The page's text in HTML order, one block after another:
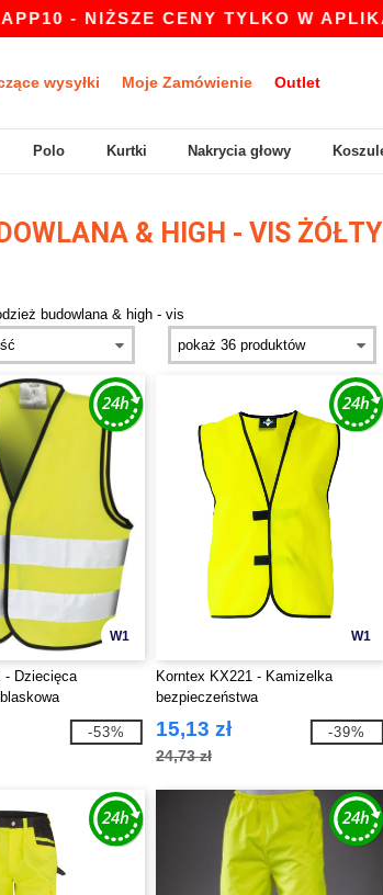
CENY TYLKO W APLIKACJI!|
wysyłki Moje Zamówienie Outlet
Polo Kurtki Nakrycia głowy
& HIGH - VIS ŻÓŁTY
budowlana & high - vis
W1
- Dziecięca
-53%
W1
Korntex KX221 - Kamizelka
bezpieczeństwa
15,13 zł
24,73 zł
-39%